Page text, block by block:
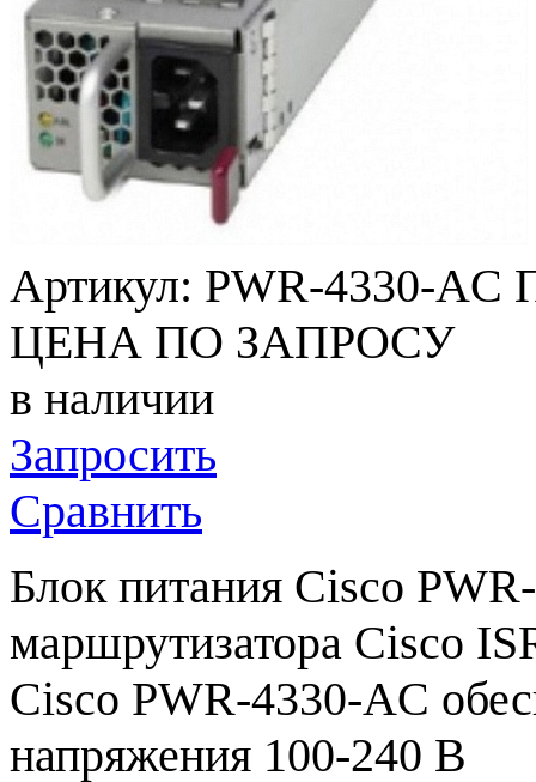
Артикул: PWR-4330-AC
ЦЕНА ПО ЗАПРОСУ
в наличии
Запросить
Сравнить
Блок питания Cisco
маршрутизатора Cisco
Cisco PWR-4330-AC
напряжения 100-240 В